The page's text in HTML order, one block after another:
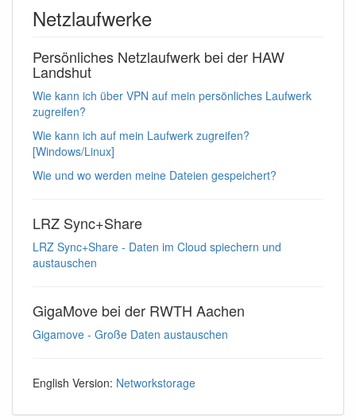
Netzlaufwerke
Persönliches Netzlaufwerk bei der HAW
Landshut
Wie kann ich über VPN auf mein persönliches Laufwerk
zugreifen?
Wie kann ich auf mein Laufwerk zugreifen?
[Windows/Linux]
Wie und wo werden meine Dateien gespeichert?
LRZ Sync+Share
LRZ Sync+Share - Daten im Cloud spiechern und
austauschen
GigaMove bei der RWTH Aachen
Gigamove - Große Daten austauschen
English Version: Networkstorage